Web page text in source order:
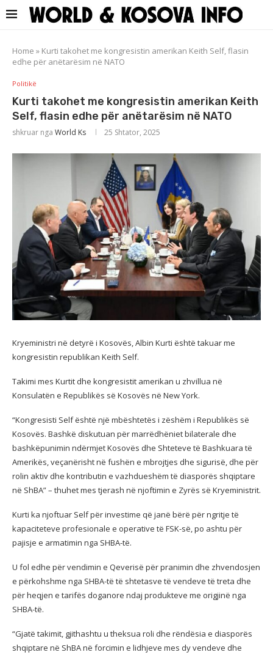
Home » Kurti takohet me kongresistin amerikan Keith Self, flasin
edhe për anëtarësim në NATO
Politikë
Kurti takohet me kongresistin amerikan Keith
Self, flasin edhe për anëtarësim në NATO
shkruar nga World Ks 25 Shtator, 2025
Kryeministri në detyrë i Kosovës, Albin Kurti është takuar me
kongresistin republikan Keith Self.
Takimi mes Kurtit dhe kongresistit amerikan u zhvillua në
Konsulatën e Republikës së Kosovës në New York.
“Kongresisti Self është një mbështetës i zëshëm i Republikës së
Kosovës. Bashkë diskutuan për marrëdhëniet bilaterale dhe
bashkëpunimin ndërmjet Kosovës dhe Shteteve të Bashkuara të
Amerikës, veçanërisht në fushën e mbrojtjes dhe sigurisë, dhe për
rolin aktiv dhe kontributin e vazhdueshëm të diasporës shqiptare
në ShBA” – thuhet mes tjerash në njoftimin e Zyrës së Kryeministrit.
Kurti ka njoftuar Self për investime që janë bërë për ngritje të
kapaciteteve profesionale e operative të FSK-së, po ashtu për
pajisje e armatimin nga SHBA-të.
U fol edhe për vendimin e Qeverisë për pranimin dhe zhvendosjen
e përkohshme nga SHBA-të të shtetasve të vendeve të treta dhe
për heqjen e tarifës doganore ndaj produkteve me origjinë nga
SHBA-të.
“Gjatë takimit, gjithashtu u theksua roli dhe rëndësia e diasporës
shqiptare në ShBA në forcimin e lidhjeve mes dy vendeve dhe